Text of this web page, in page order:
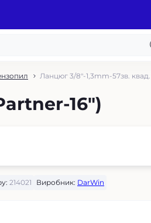
Ланцюг 3/8"-1,3mm-57зв.
16")
214021 Виробник: DarWin